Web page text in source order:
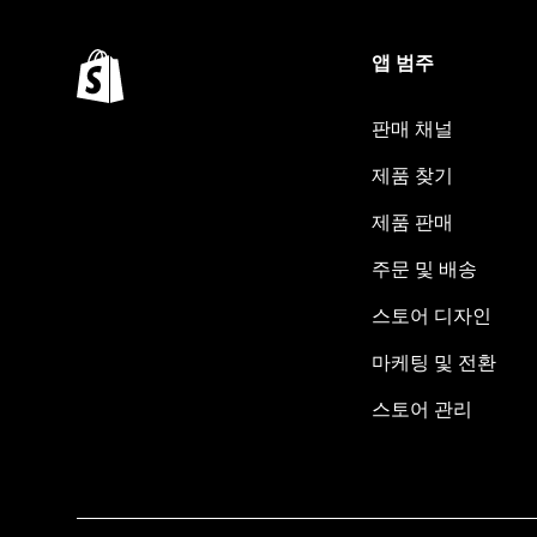
앱 범주
판매 채널
제품 찾기
제품 판매
주문 및 배송
스토어 디자인
마케팅 및 전환
스토어 관리